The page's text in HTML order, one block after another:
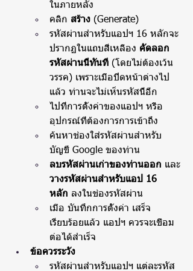
ในภายหลัง
คลิก สร้าง (Generate)
รหัสผ่านสำหรับแอปฯ 16 หลักจะ
ปรากฏในแถบสีเหลือง คัดลอก
รหัสผ่านนี้ทันที (โดยไม่ต้องเว้น
วรรค) เพราะเมื่อปิดหน้าต่างไป
แล้ว ท่านจะไม่เห็นรหัสนี้อีก
ไปที่การตั้งค่าของแอปฯ หรือ
อุปกรณ์ที่ต้องการการเข้าถึง
ค้นหาช่องใส่รหัสผ่านสำหรับ
บัญชี Google ของท่าน
ลบรหัสผ่านเก่าของท่านออก และ
วางรหัสผ่านสำหรับแอป 16
หลัก ลงในช่องรหัสผ่าน
เมื่อ บันทึกการตั้งค่า เสร็จ
เรียบร้อยแล้ว แอปฯ ควรจะเชื่อม
ต่อได้สำเร็จ
ข้อควรระวัง
รหัสผ่านสำหรับแอปฯ แต่ละรหัส